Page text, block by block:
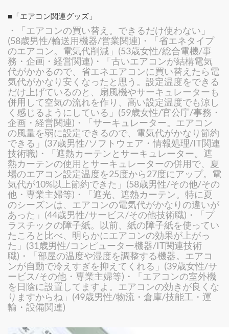
■「エアコン関連グッズ」
・「エアコンの買い替え。できるだけ使わない」
(58歳男性/輸送用機器/営業関連)・「省エネタイプ
のエアコン。電気代削減」(53歳女性/総合電機/事
務・企画・経営関連)・「古いエアコンが結構電気
代がかかるので、省エネエアコンに買い替えたら電
気代がかなり安くなったと思う。設定温度をできる
だけ上げているのと、扇風機やサーキュレーターも
併用して空気の流れを作り、高い設定温度でも涼し
く感じるようにしている」(59歳女性/官公庁/事務・
企画・経営関連)・「サーキュレーター。エアコン
の風量を弱に設定できるので、電気代がかなり節約
できる」(37歳男性/ソフトウェア・情報処理/IT関連
技術職)・「遮熱カーテンとサーキュレーター。遮
熱カーテンの使用とサーキュレーターの併用で、夏
場のエアコン設定温度を25度から27度にアップ。電
気代が10%以上節約できた」(58歳男性/その他/その
他・専業主婦等)・「遮光、遮熱カーテン。特に夏
のシーズンは、エアコンの電気代がかなりの違いが
あった」(44歳男性/サービス/その他技術職)・「プ
ラスチックの障子紙。以前、紙の障子紙を使ってい
たころと比べ、明らかにエアコンの効果が上がっ
た」(31歳男性/コンピューター機器/IT関連技術
職)・「部屋の温度や湿度を調整する機器。エアコ
ンが自動で冷えすぎを抑えてくれる」(39歳女性/サ
ービス/その他・専業主婦等)・「エアコンの室外機
を日陰に設置してますよ。エアコンの効きが良くな
りますからね」(49歳男性/物流・倉庫/技能工・運
輸・設備関連)